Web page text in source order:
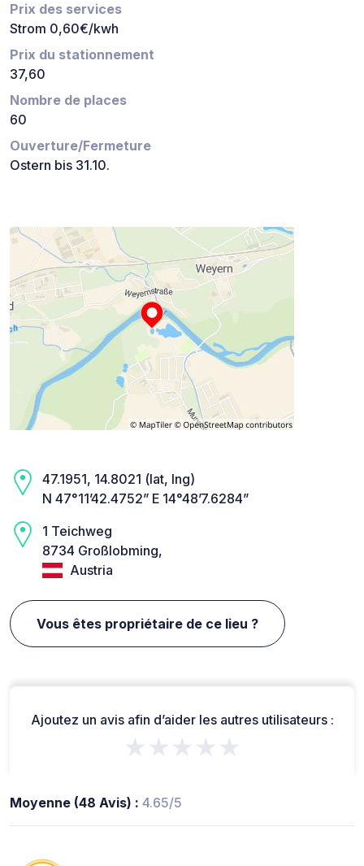
Prix des services
Strom 0,60€/kwh
Prix du stationnement
37,60
Nombre de places
60
Ouverture/Fermeture
Ostern bis 31.10.
47.1951, 14.8021 (lat, lng)
N 47°11’42.4752” E 14°48’7.6284”
1 Teichweg
8734 Großlobming,
Austria
Vous êtes propriétaire de ce lieu ?
Ajoutez un avis afin d’aider les autres utilisateurs :
★★★★★
Moyenne (48 Avis) : 4.65/5